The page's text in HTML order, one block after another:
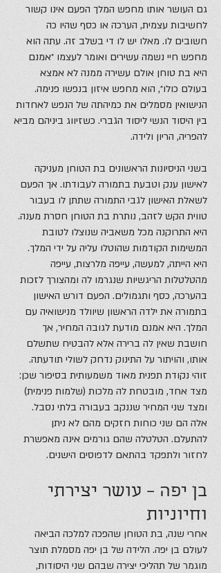
גם העושר אותו מחפש המלך הפעם אינו קשור
לחשיבות עצמית, הערכה או כסף שהיו כה
חשובים לו. מאלו יש לו די בשלב זה. עתה הוא
מחפש חיי נשמה עשירים ואומר לעצמו ״אמנם
היא בת טוחן אולם עשירה ממנה לא אמצא
בעולם כולו״, הוא מחפש איזון בנפשו פנימה.
הנישואין מסמלים את כמיהתה של הנפש לאחדות
בין היסוד הנשי ליסוד הגברי. כשזיווג ביניהם מביא
להפריה, הריון ולידה.
בשני הניסיונות הראשונים בת הטוחן מעניקה
לאישון ענק וטבעת בתמורה לעבודתו. אך הפעם
לשאלת האישון לגבי התמורה שתתן לו בעבור
טווית הקש לזהב, נותרת בת הטוחן חסרת מענה.
היא התרוקנה מכל משאביה שנוצלו לטובת
המשימות הקודמות שהוטלו עליה על ידי המלך.
היא הייתה, למעשה, עייפה מלרצות, עייפה
מהטלטלות הריגשיות שנגרמו לה ומהצורך לזכות
בהערכה, כסף ותגמולים. הפעם דורש האישון
בתמורה את ילדה הראשון שיוולד מנישואיה עם
המלך. היא אמנם מודעת לגובה המחיר, אך
חושבת שאין לה ברירה אלא להבטיח שתשלם
אותו, והויתור על התינוק נדחק לשולי תודעתה.
זוהי נקודת תפנית מאוד משמעותית בסיפור שכן:
מצד אחד, מובטחת לה מלכות (שלמות פנימית)
ומצד שני המחיר שננקב בעבורה בלתי נסבל.
אלה הם שני כוחות חזקים מהם לא ניתן
להתעלם. הטלטלה שהם גורמים אינה מאפשרת
לחזור ולתפקד בהתאם לדפוסים הישנים.
בן יפה – עושר יצירתי
וחיוניות
אחרי שנה, בת הטוחן שהפכה למלכה הביאה
לעולם בן יפה. הלידה של בן יפה מסמלת תוצר
מוגמר של תהליכי יצירה שבהם שני היסודות,